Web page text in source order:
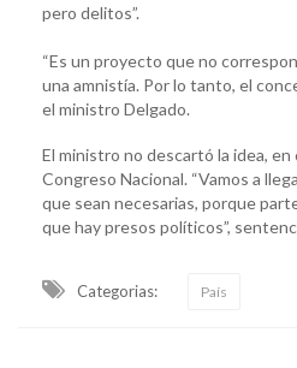
pero delitos”.
“Es un proyecto que no
una amnistía. Por lo tanto, el
el ministro Delgado.
El ministro no descartó la idea, en
Congreso Nacional. “Vamos a
que sean necesarias, porque
que hay presos políticos”,
Categorias: País